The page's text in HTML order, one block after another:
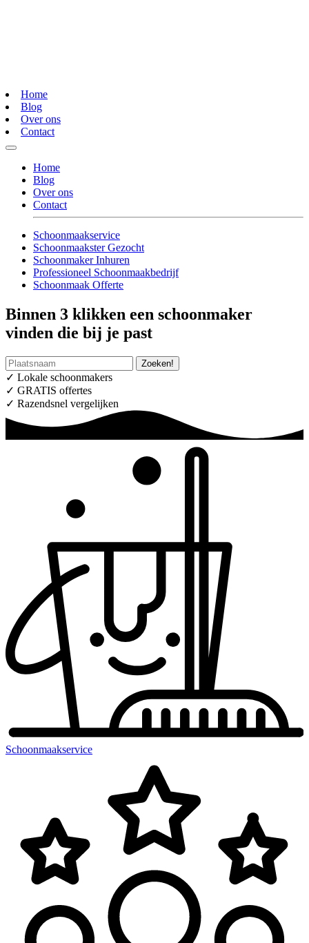
Home
Blog
Over ons
Contact
Home
Blog
Over ons
Contact
Schoonmaakservice
Schoonmaakster Gezocht
Schoonmaker Inhuren
Professioneel Schoonmaakbedrijf
Schoonmaak Offerte
Binnen 3 klikken een schoonmaker
vinden die bij je past
✓ Lokale schoonmakers
✓ GRATIS offertes
✓ Razendsnel vergelijken
Schoonmaakservice